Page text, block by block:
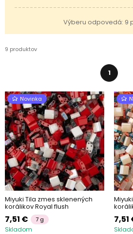
Výberu odpovedá: 9
9 produktov
1
Novinka
Miyuki Tila zmes sklenených
korálikov Royal flush
7,51 € 7 g
Skladom
7,51